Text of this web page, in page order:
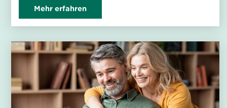
Mehr erfahren